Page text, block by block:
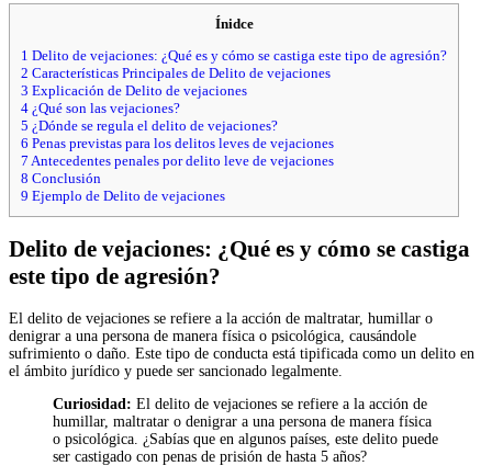
Ínidce
1 Delito de vejaciones: ¿Qué es y cómo se castiga este tipo de agresión?
2 Características Principales de Delito de vejaciones
3 Explicación de Delito de vejaciones
4 ¿Qué son las vejaciones?
5 ¿Dónde se regula el delito de vejaciones?
6 Penas previstas para los delitos leves de vejaciones
7 Antecedentes penales por delito leve de vejaciones
8 Conclusión
9 Ejemplo de Delito de vejaciones
Delito de vejaciones: ¿Qué es y cómo se castiga
este tipo de agresión?
El delito de vejaciones se refiere a la acción de maltratar, humillar o
denigrar a una persona de manera física o psicológica, causándole
sufrimiento o daño. Este tipo de conducta está tipificada como un delito en
el ámbito jurídico y puede ser sancionado legalmente.
Curiosidad: El delito de vejaciones se refiere a la acción de
humillar, maltratar o denigrar a una persona de manera física
o psicológica. ¿Sabías que en algunos países, este delito puede
ser castigado con penas de prisión de hasta 5 años?